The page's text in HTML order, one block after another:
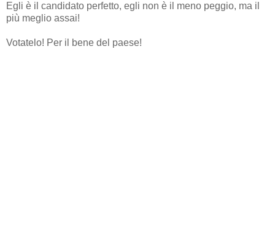
Egli è il candidato perfetto, egli non è il meno peggio, ma il
più meglio assai!
Votatelo! Per il bene del paese!